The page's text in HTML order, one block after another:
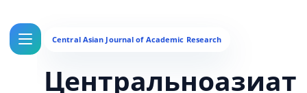
Центральноазиат